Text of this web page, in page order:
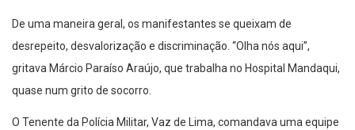
De uma maneira geral, os manifestantes se queixam de
desrepeito, desvalorização e discriminação. “Olha nós aqui”,
gritava Márcio Paraíso Araújo, que trabalha no Hospital Mandaqui,
quase num grito de socorro.
O Tenente da Polícia Militar, Vaz de Lima, comandava uma equipe